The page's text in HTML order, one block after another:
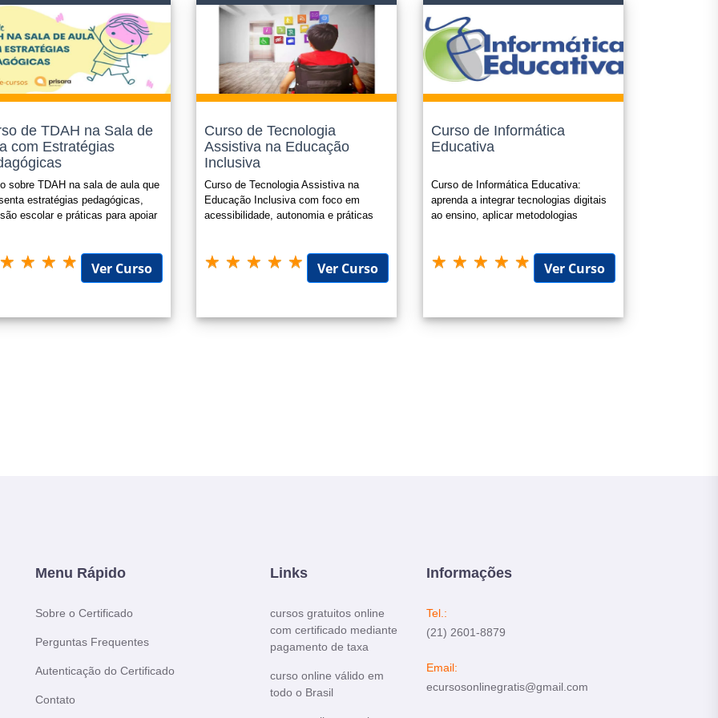
adicionais conforme plano de carreira;
para promoções internas nas empresas;
seu Currículo, aumentando suas chances para conquistar um bom emprego;
Funcional para Servidores Públicos;
(horas extracurriculares, atividades extracurriculares).
sempre o edital ou legislação que o certificado será submetido, nos enquadramos como "cursos livres".
é opcional e possui o valor de R$ 49,90 e o mesmo é enviado para seu e-mail em até 1(um) dia útil apos a confirmação do
de TDAH na Sala de
com Estratégias
sobre TDAH na sala de aula que
estratégias pedagógicas,
escolar e práticas para apoiar
Ver Curso
Curso de Tecnologia
Assistiva na Educação
Inclusiva
Curso de Tecnologia Assistiva na
Educação Inclusiva com foco em
acessibilidade, autonomia e práticas
Ver Curso
Curso de Informática
Educativa
Curso de Informática Educativa:
aprenda a integrar tecnologias digitais
ao ensino, aplicar metodologias
Ver Curso
Menu Rápido
Sobre o Certificado
Perguntas Frequentes
Autenticação do Certificado
Contato
Links
cursos gratuitos online
com certificado mediante
pagamento de taxa
curso online válido em
todo o Brasil
Informações
Tel.:
(21) 2601-8879
Email:
ecursosonlinegratis@gmail.com